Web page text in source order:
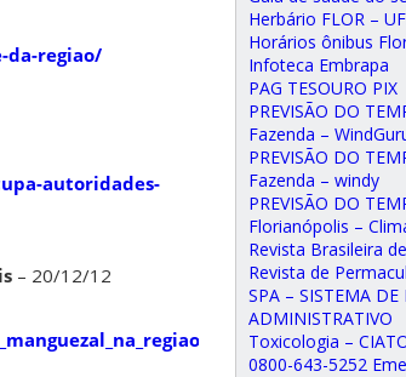
da-regiao/
autoridades-
– 20/12/12
Herbário FLOR –
Horários ônibus
Infoteca Embrapa
PAG TESOURO PIX
PREVISÃO DO
Fazenda –
PREVISÃO DO
Fazenda – windy
PREVISÃO DO
Florianópolis –
Revista Brasileira
Revista de
SPA – SISTEMA DE
ADMINISTRATIVO
Toxicologia –
0800-643-5252